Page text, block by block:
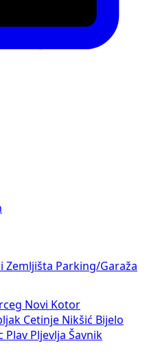
Zemljišta Parking/Garaža
Novi Kotor
Cetinje Nikšić Bijelo
Plav Pljevlja Šavnik